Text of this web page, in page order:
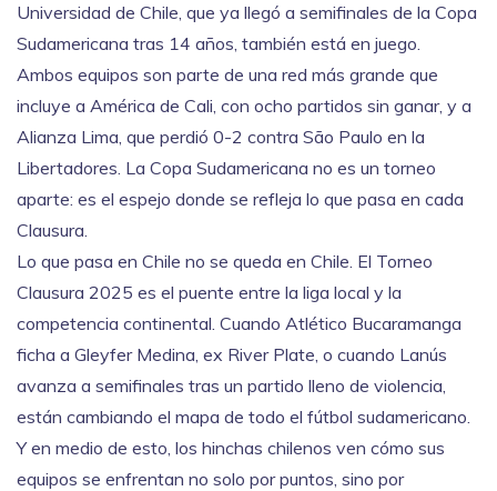
Universidad de Chile, que ya llegó a semifinales de la Copa
Sudamericana tras 14 años, también está en juego.
Ambos equipos son parte de una red más grande que
incluye a América de Cali, con ocho partidos sin ganar, y a
Alianza Lima, que perdió 0-2 contra São Paulo en la
Libertadores. La Copa Sudamericana no es un torneo
aparte: es el espejo donde se refleja lo que pasa en cada
Clausura.
Lo que pasa en Chile no se queda en Chile. El Torneo
Clausura 2025 es el puente entre la liga local y la
competencia continental. Cuando Atlético Bucaramanga
ficha a Gleyfer Medina, ex River Plate, o cuando Lanús
avanza a semifinales tras un partido lleno de violencia,
están cambiando el mapa de todo el fútbol sudamericano.
Y en medio de esto, los hinchas chilenos ven cómo sus
equipos se enfrentan no solo por puntos, sino por